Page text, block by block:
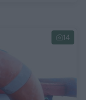
14